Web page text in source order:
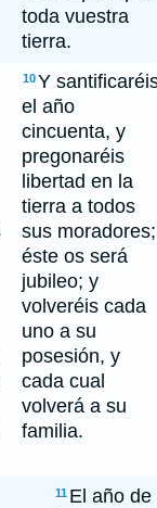
toda vuestra
tierra.
10Y
el año
cincuenta, y
pregonaréis
libertad en la
tierra a todos
sus moradores;
éste os será
jubileo; y
volveréis cada
uno a su
posesión, y
cada cual
volverá a su
familia.
11 El año de